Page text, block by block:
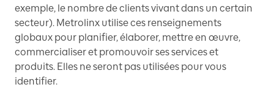
exemple, le nombre de clients vivant dans un certain
secteur). Metrolinx utilise ces renseignements
globaux pour planifier, élaborer, mettre en œuvre,
commercialiser et promouvoir ses services et
produits. Elles ne seront pas utilisées pour vous
identifier.